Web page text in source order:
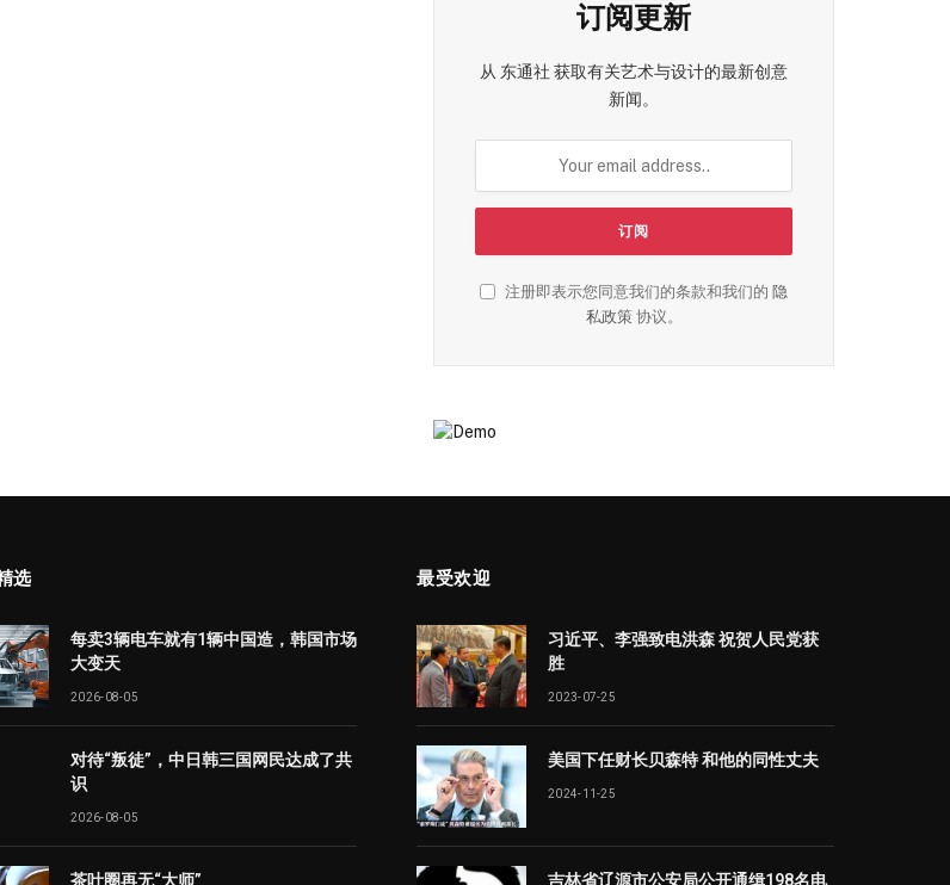
订阅更新
从 东通社 获取有关艺术与设计的最新创意
新闻。
注册即表示您同意我们的条款和我们的 隐
私政策协议。
选
每卖3辆电车就有1辆中国造，韩国市场
大变天
2026-08-05
对待“叛徒”，中日韩三国网民达成了共
识
2026-08-05
茶叶圈再无“大师”
最受欢迎
习近平、李强致电洪森 祝贺人民党获
胜
2023-07-25
美国下任财长贝森特 和他的同性丈夫
2024-11-25
吉林省辽源市公安局公开通缉198名电